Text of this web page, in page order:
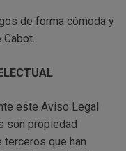
de forma cómoda y
este Aviso Legal
son propiedad
terceros que han